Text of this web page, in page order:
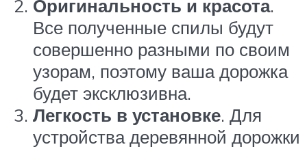
Оригинальность и красота.
Все полученные спилы будут
совершенно разными по своим
узорам, поэтому ваша дорожка
будет эксклюзивна.
Легкость в установке. Для
устройства деревянной дорожки